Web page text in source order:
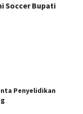
Soccer Bupati
Penyelidikan